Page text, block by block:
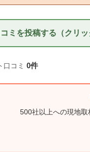
コミを投稿する（クリ
口コミ 0件
500社以上への現地取